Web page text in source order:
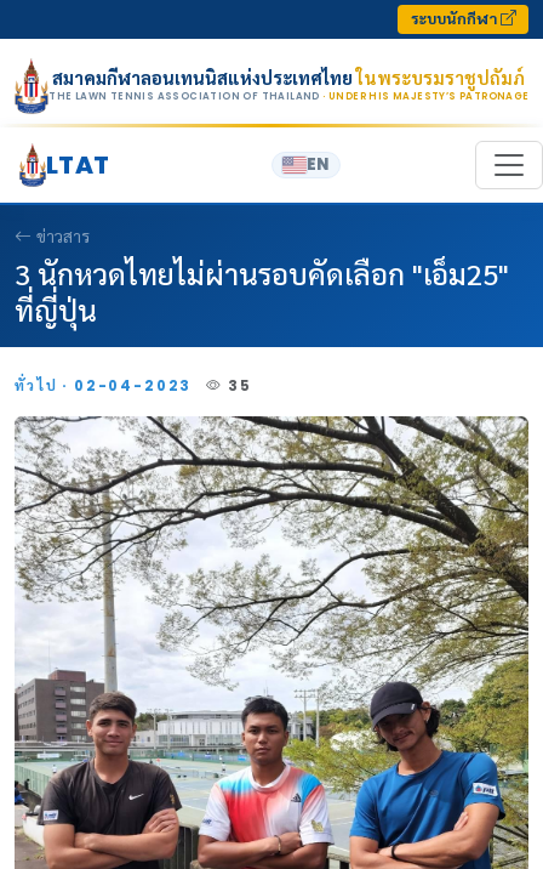
ระบบนักกีฬา
สมาคมกีฬาลอนเทนนิสแห่งประเทศไทยในพระบรมราชูปถัมภ์
THE LAWN TENNIS ASSOCIATION OF THAILAND · UNDER HIS MAJESTY’S PATRONAGE
LTAT EN
ข่าวสาร
3 นักหวดไทยไม่ผ่านรอบคัดเลือก "เอ็ม25"
ที่ญี่ปุ่น
ทั่วไป · 02-04-2023 35